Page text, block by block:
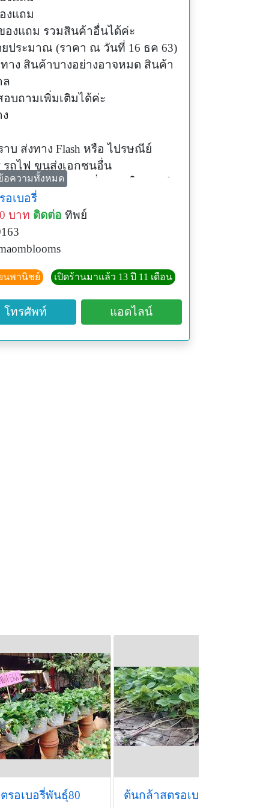
งแถม
องแถม รวมสินค้าอื่นได้ค่ะ
ประมาณ (ราคา ณ วันที่ 16 ธค 63)
าง สินค้าบางอย่างอาจหมด สินค้า
ล
บถามเพิ่มเติมได้ค่ะ
บ ส่งทาง Flash หรือ ไปรษณีย์
รถไฟ ขนส่งเอกชนอื่น
ทราบตามช่องทางที่ติดต่อ ในช่วงดึก
ดตามสินค้าตามเลขที่ส่งของเอง
อให้ติดตามสินค้าให้
7 วันไม่ได้รับเลขที่ส่งของ กรุณา
สินค้า
สินค้า หากมีการโอนเงินแล้ว
ม่ตรงตามภาพ หรือมีใบหัก สภาพถึง
อม-บูม]
อความทั้งหมด
อเบอรี่
บาท ติดต่อ ทิพย์
นพานิชย์ เปิดร้านมาแล้ว 13 ปี 11 เดือน
โทรศัพท์ แอดไลน์
รอเบอรี่พันธุ์80